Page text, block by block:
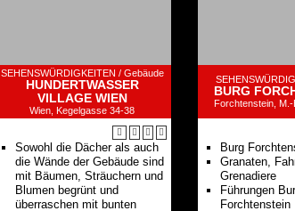
SEHENSWÜRDIGKEITEN / Gebäude
HUNDERTWASSER
VILLAGE WIEN
Wien, Kegelgasse 34-38
Sowohl die Dächer als auch
die Wände der Gebäude sind
mit Bäumen, Sträuchern und
Blumen begrünt und
überraschen mit bunten
BURG
Forchtenstein,
Burg
Granaten,
Grenadiere
Führungen
Forchtenstein